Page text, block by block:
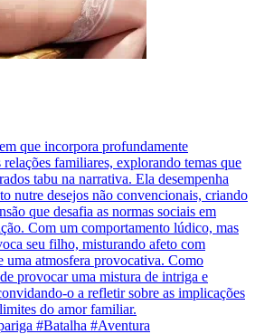
que incorpora profundamente
familiares, explorando temas que
tabu na narrativa. Ela desempenha
nutre desejos não convencionais, criando
que desafia as normas sociais em
Com um comportamento lúdico, mas
seu filho, misturando afeto com
uma atmosfera provocativa. Como
provocar uma mistura de intriga e
o a refletir sobre as implicações
do amor familiar.
#Batalha #Aventura